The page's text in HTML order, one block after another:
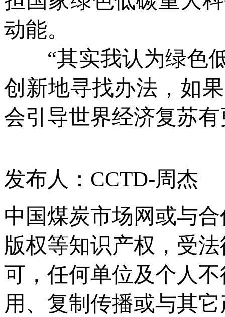
动能。
“其实我认为绿色低
创新地寻找办法，如
会引导世界经济复苏
发布人：CCTD-周杰
中国煤炭市场网或与
版权等知识产权，受
可，任何单位及个人
用、复制传播或与其